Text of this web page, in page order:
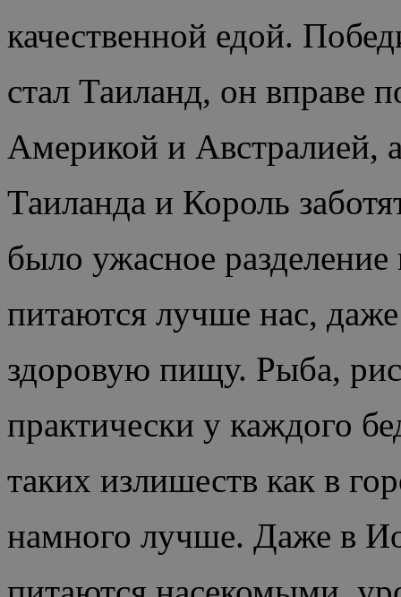
качественной едой.
стал Таиланд, он вправе
Америкой и Австралией,
Таиланда и Король
было ужасное
питаются лучше нас, даже
здоровую пищу. Рыба,
практически у каждого
таких излишеств как в
намного лучше. Даже в